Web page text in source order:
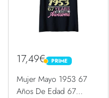
17,49€ PRIME
PRIME
Mujer Mayo 1953 67
Años De Edad 67